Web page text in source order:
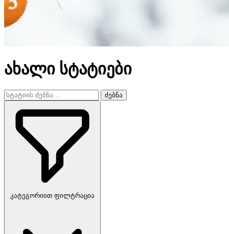
ახალი სტატიები
ძებნა
კატეგორიით ფილტრაცია